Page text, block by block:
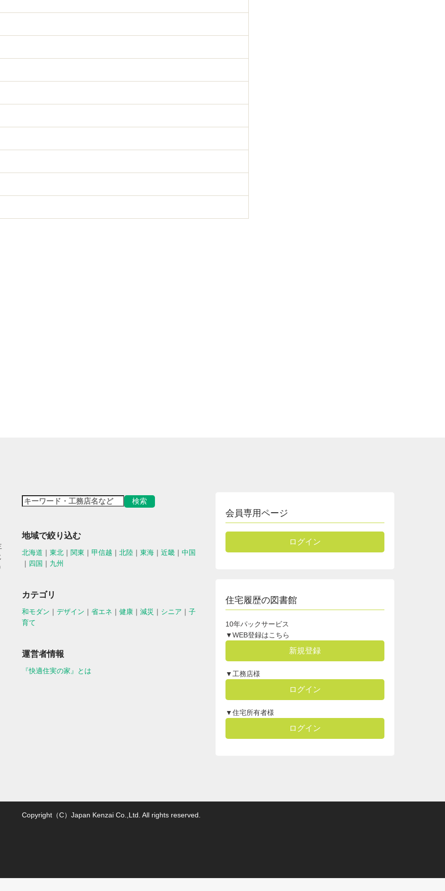
地域で絞り込む
北海道 ｜ 東北 ｜ 関東 ｜ 甲信越 ｜ 北陸 ｜ 東海 ｜ 近畿 ｜ 中国
｜ 四国 ｜ 九州
カテゴリ
和モダン ｜ デザイン ｜ 省エネ ｜ 健康 ｜ 減災 ｜ シニア ｜ 子
育て
運営者情報
『快適住実の家』とは
会員専用ページ
ログイン
住宅履歴の図書館
10年パックサービス
▼WEB登録はこちら
新規登録
▼工務店様
ログイン
▼住宅所有者様
ログイン
Copyright（C）Japan Kenzai Co.,Ltd. All rights reserved.